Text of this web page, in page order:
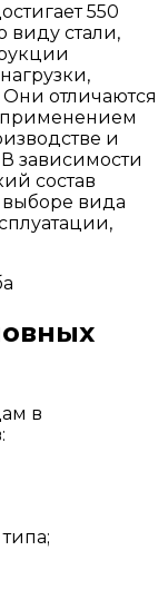
550
виду стали,
отличаются
применением
и
зависимости
состав
вида
в